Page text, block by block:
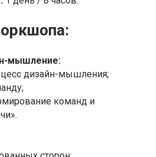
мышление:
дизайн-мышления;
команд и